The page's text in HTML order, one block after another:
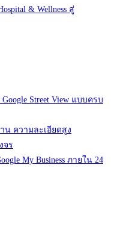
& Wellness สู่
Street View แบบครบ
น ความละเอียดสูง
จร
My Business ภายใน 24